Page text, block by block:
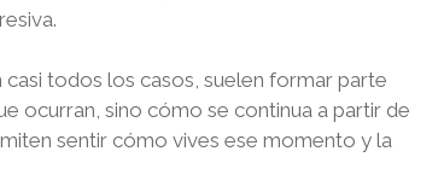
todos los casos, suelen formar parte
ocurran, sino cómo se continua a partir de
sentir cómo vives ese momento y la